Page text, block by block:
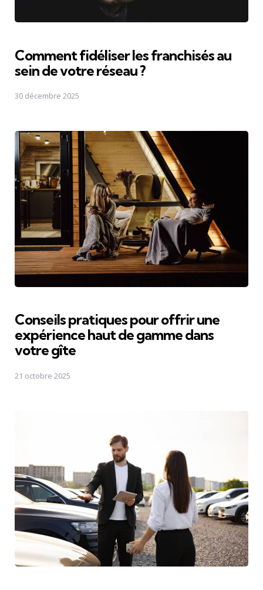
Comment fidéliser les franchisés au
sein de votre réseau ?
30 décembre 2025
Conseils pratiques pour offrir une
expérience haut de gamme dans
votre gîte
21 octobre 2025